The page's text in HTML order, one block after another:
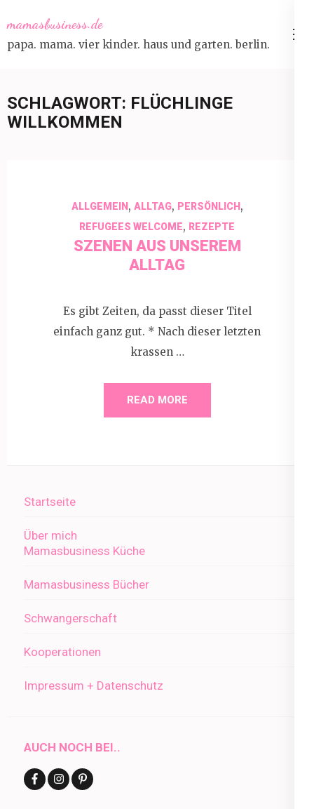
to
content
mamasbusiness.de
papa. mama. vier kinder. haus und garten. berlin.
SCHLAGWORT: FLÜCHLINGE
WILLKOMMEN
ALLGEMEIN, ALLTAG, PERSÖNLICH,
REFUGEES WELCOME, REZEPTE
SZENEN AUS UNSEREM
ALLTAG
Es gibt Zeiten, da passt dieser Titel
einfach ganz gut. * Nach dieser letzten
krassen …
READ MORE
Startseite
Über mich
Mamasbusiness Küche
Mamasbusiness Bücher
Schwangerschaft
Kooperationen
Impressum + Datenschutz
AUCH NOCH BEI..